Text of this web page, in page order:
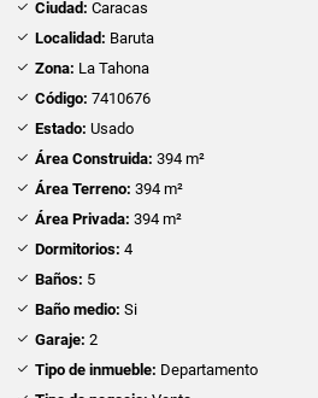
Ciudad: Caracas
Localidad: Baruta
Zona: La Tahona
Código: 7410676
Estado: Usado
Área Construida: 394 m²
Área Terreno: 394 m²
Área Privada: 394 m²
Dormitorios: 4
Baños: 5
Baño medio: Si
Garaje: 2
Tipo de inmueble: Departamento